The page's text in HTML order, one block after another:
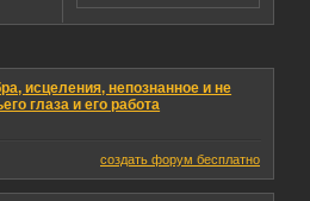
исцеления, непознанное и не
глаза и его работа
создать форум бесплатно